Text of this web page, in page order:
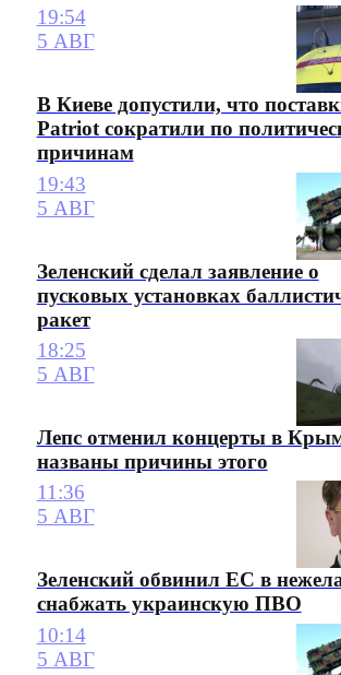
19:54
5 АВГ
В Киеве допустили, что
Patriot сократили по
причинам
19:43
5 АВГ
Зеленский сделал заявление о
пусковых установках
ракет
18:25
5 АВГ
Лепс отменил концерты в
названы причины этого
11:36
5 АВГ
Зеленский обвинил ЕС в
снабжать украинскую ПВО
10:14
5 АВГ